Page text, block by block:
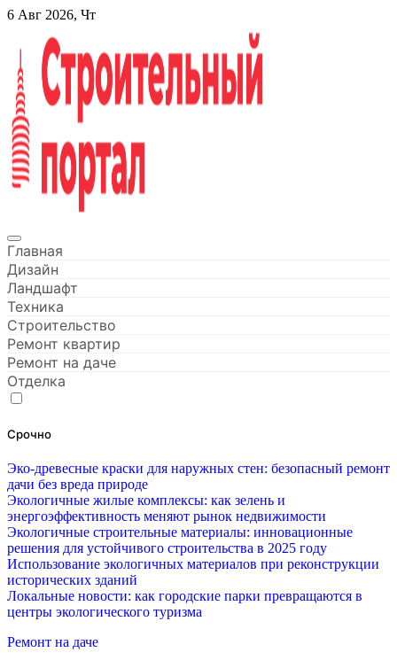
Перейти
содержанию
6 Авг 2026, Чт
Строительный портал
Главная
Дизайн
Ландшафт
Техника
Строительство
Ремонт квартир
Ремонт на даче
Отделка
Срочно
Эко-древесные краски для наружных стен: безопасный ремонт
дачи без вреда природе
Экологичные жилые комплексы: как зелень и
энергоэффективность меняют рынок недвижимости
Экологичные строительные материалы: инновационные
решения для устойчивого строительства в 2025 году
Использование экологичных материалов при реконструкции
исторических зданий
Локальные новости: как городские парки превращаются в
центры экологического туризма
Ремонт на даче